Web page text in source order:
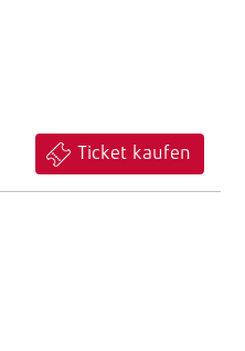
Ticket kaufen